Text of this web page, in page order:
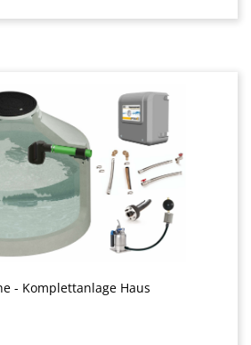
- Komplettanlage Haus